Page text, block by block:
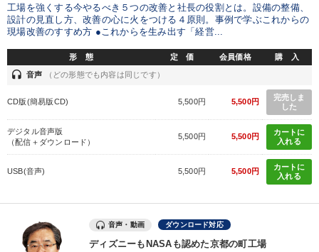
工場を強くする今やるべき５つの改善と社長の役割とは。設備の整備、
設計の見直し方、改善の心に火をつける４原則。事例で学ぶこれからの
現場改善のすすめ方 ●これからを生み出す「経営...
形 態 定 価 会員価格 購 入
headset 音声 （どの形態でも内容は同じです）
CD版(簡易版CD) 5,500円 5,500円
完売しま
した
デジタル音声版
（配信＋ダウンロード）
5,500円 5,500円
カートに
入れる
USB(音声) 5,500円 5,500円
カートに
入れる
音声・動画 ダウンロード対応
ディズニーもNASAも認めた京都の町工場